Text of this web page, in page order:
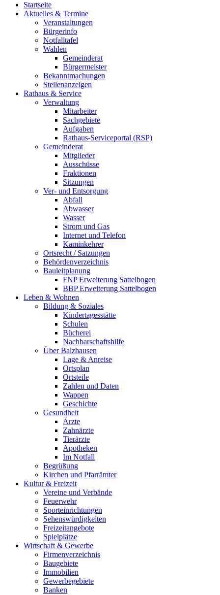
Startseite
Aktuelles & Termine
Veranstaltungen
Bürgerinfo
Notfalltafel
Wahlen
Gemeinderat
Bürgermeister
Bekanntmachungen
Stellenanzeigen
Rathaus & Service
Verwaltung
Mitarbeiter
Sachgebiete
Aufgaben
Rathaus-Serviceportal (RSP)
Gemeinderat
Mitglieder
Ausschüsse
Fraktionen
Sitzungen
Ver- und Entsorgung
Abfall
Abwasser
Wasser
Strom und Gas
Internet und Telefon
Kaminkehrer
Ortsrecht / Satzungen
Behördenverzeichnis
Bauleitplanung
FNP Erweiterung Sattelbogen
BBP Erweiterung Sattelbogen
Leben & Wohnen
Bildung & Soziales
Kindertagesstätte
Schulen
Bücherei
Nachbarschaftshilfe
Über Balzhausen
Lage & Anreise
Ortsplan
Ortsteile
Zahlen und Daten
Wappen
Geschichte
Gesundheit
Ärzte
Zahnärzte
Tierärzte
Apotheken
Im Notfall
Begrüßung
Kirchen und Pfarrämter
Kultur & Freizeit
Vereine und Verbände
Feuerwehr
Sporteinrichtungen
Sehenswürdigkeiten
Freizeitangebote
Spielplätze
Wirtschaft & Gewerbe
Firmenverzeichnis
Baugebiete
Immobilien
Gewerbegebiete
Banken